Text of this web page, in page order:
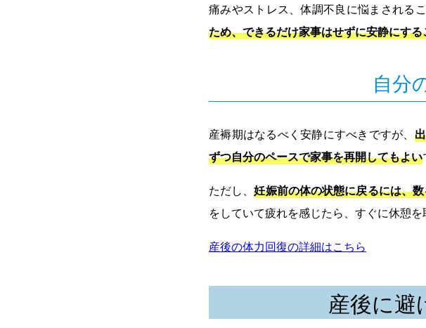
痛みやストレス、体調不良に悩まされる
ため、できるだけ家事はせずに安静にす
自分
産褥期はなるべく安静にすべきですが、
ずつ自分のペースで家事を再開してもよい
ただし、妊娠前の体の状態に戻るには、
をしていて疲れを感じたら、すぐに休憩を
産後の体力回復の詳細はこちら
産後に避